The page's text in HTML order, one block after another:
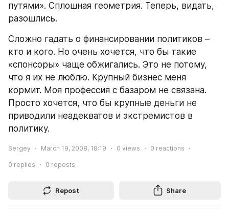
путями». Сплошная геометрия. Теперь, видать,
разошлись.
Сложно гадать о финансировании политиков –
кто и кого. Но очень хочется, что бы такие
«спонсоры» чаще обжигались. Это не потому,
что я их не люблю. Крупный бизнес меня
кормит. Моя профессия с базаром не связана.
Просто хочется, что бы крупные деньги не
приводили неадекватов и экстремистов в
политику.
Sergey March 19, 2008, 18:19 0 views 0 reactions
0 replies 0 reposts
Repost Share